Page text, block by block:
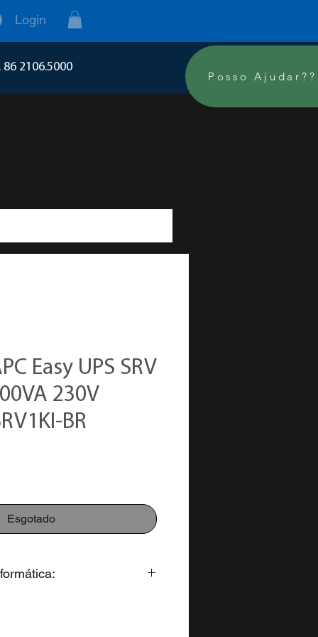
Login
86 2106.5000
Posso Ajudar??
Easy UPS SRV
230V
BR
Esgotado
parcelados em até 12x no